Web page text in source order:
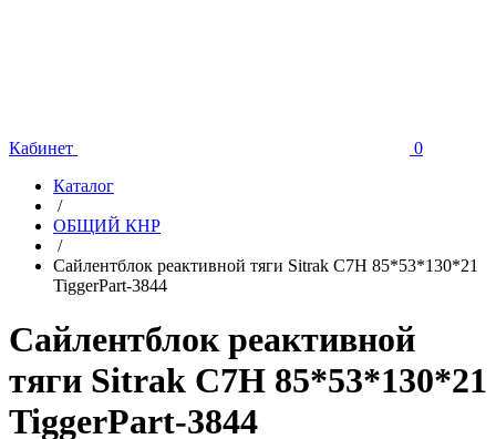
Кабинет
0
Каталог
/
ОБЩИЙ КНР
/
Сайлентблок реактивной тяги Sitrak C7H 85*53*130*21
TiggerPart-3844
Сайлентблок реактивной
тяги Sitrak C7H 85*53*130*21
TiggerPart-3844